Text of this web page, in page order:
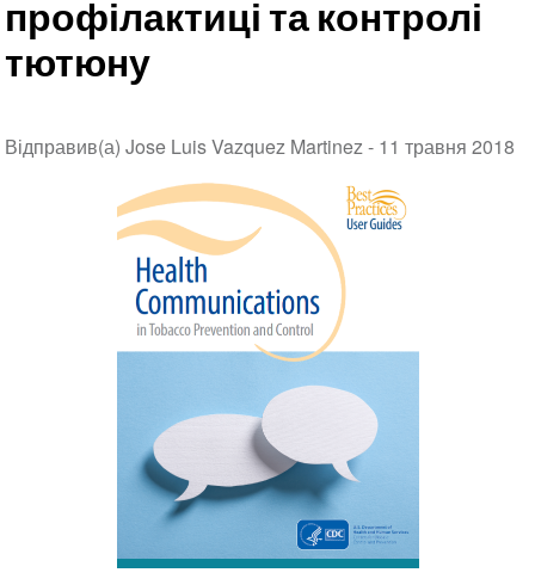
профілактиці та контролі
тютюну
Відправив(а) Jose Luis Vazquez Martinez - 11 травня 2018